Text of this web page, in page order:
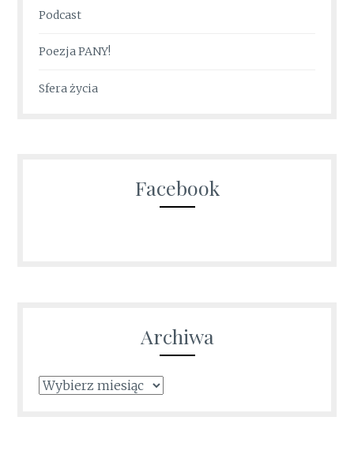
Podcast
Poezja PANY!
Sfera życia
Facebook
Archiwa
Archiwa